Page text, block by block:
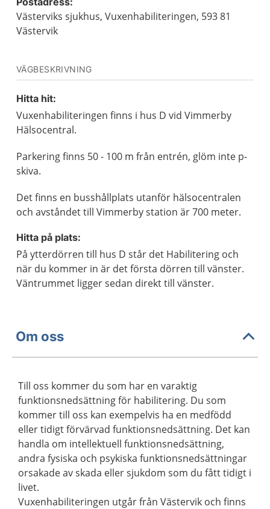
Västerviks sjukhus, Vuxenhabiliteringen, 593 81
Västervik
VÄGBESKRIVNING
Hitta hit:
Vuxenhabiliteringen finns i hus D vid Vimmerby
Hälsocentral.
Parkering finns 50 - 100 m från entrén, glöm inte p-
skiva.
Det finns en busshållplats utanför hälsocentralen
och avståndet till Vimmerby station är 700 meter.
Hitta på plats:
På ytterdörren till hus D står det Habilitering och
när du kommer in är det första dörren till vänster.
Väntrummet ligger sedan direkt till vänster.
Om oss
Till oss kommer du som har en varaktig
funktionsnedsättning för habilitering. Du som
kommer till oss kan exempelvis ha en medfödd
eller tidigt förvärvad funktionsnedsättning. Det kan
handla om intellektuell funktionsnedsättning,
andra fysiska och psykiska funktionsnedsättningar
orsakade av skada eller sjukdom som du fått tidigt i
livet.
Vuxenhabiliteringen utgår från Västervik och finns